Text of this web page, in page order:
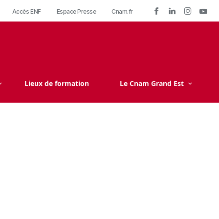
Accès ENF Espace Presse Cnam.fr
Lieux de formation Le Cnam Grand Est